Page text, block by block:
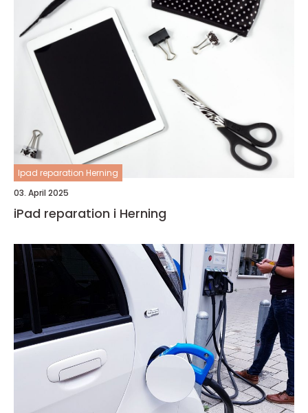
Ipad reparation Herning
03. April 2025
iPad reparation i Herning